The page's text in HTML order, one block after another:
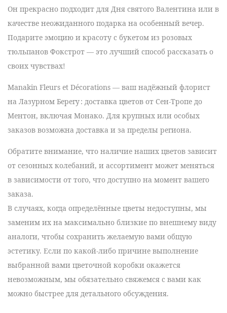
Он прекрасно подходит для Дня святого Валентина или в
качестве неожиданного подарка на особенный вечер.
Подарите эмоцию и красоту с букетом из розовых
тюльпанов Фокстрот — это лучший способ рассказать о
своих чувствах!
Manakin Fleurs et Décorations — ваш надёжный флорист
на Лазурном Берегу: доставка цветов от Сен-Тропе до
Ментон, включая Монако. Для крупных или особых
заказов возможна доставка и за пределы региона.
Обратите внимание, что наличие наших цветов зависит
от сезонных колебаний, и ассортимент может меняться
в зависимости от того, что доступно на момент вашего
заказа.
В случаях, когда определённые цветы недоступны, мы
заменим их на максимально близкие по внешнему виду
аналоги, чтобы сохранить желаемую вами общую
эстетику. Если по какой-либо причине выполнение
выбранной вами цветочной коробки окажется
невозможным, мы обязательно свяжемся с вами как
можно быстрее для детального обсуждения.